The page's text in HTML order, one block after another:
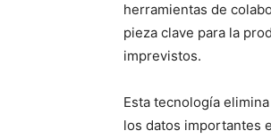
herramientas de
pieza clave para la
imprevistos.
Esta tecnología
los datos importantes